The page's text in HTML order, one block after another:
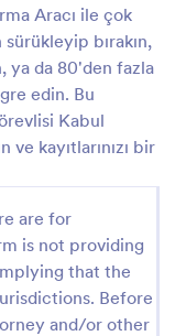
Aracı ile çok
bırakın,
ya da 80'den fazla
edin. Bu
Kabul
ve kayıtlarınızı bir
are for
is not providing
that the
Before
and/or other
ile muayene
Bu formla
saatini,
bulgularını